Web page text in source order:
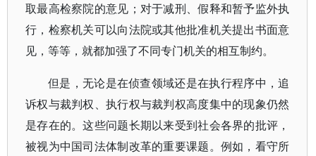
取最高检察院的意见；对于减刑、假释和暂予监外执
行，检察机关可以向法院或其他批准机关提出书面意
见，等等，就都加强了不同专门机关的相互制约。
但是，无论是在侦查领域还是在执行程序中，追
诉权与裁判权、执行权与裁判权高度集中的现象仍然
是存在的。这些问题长期以来受到社会各界的批评，
被视为中国司法体制改革的重要课题。例如，看守所